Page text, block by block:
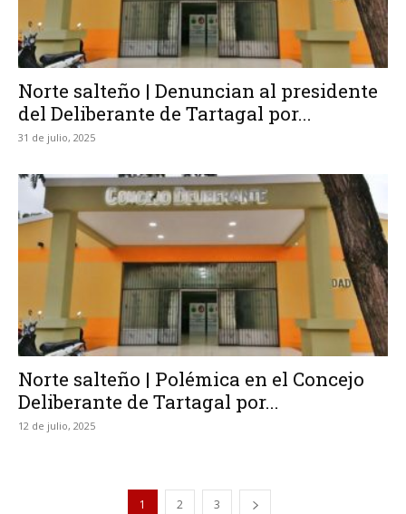
Norte salteño | Denuncian al presidente
del Deliberante de Tartagal por...
31 de julio, 2025
Norte salteño | Polémica en el Concejo
Deliberante de Tartagal por...
12 de julio, 2025
1 2 3